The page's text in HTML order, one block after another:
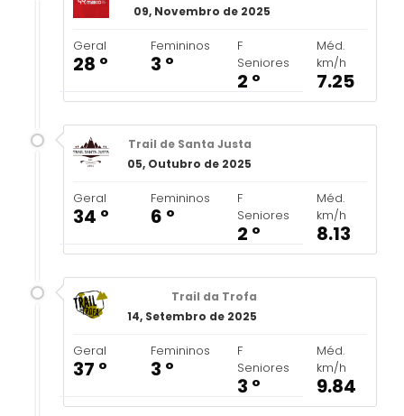
09, Novembro de 2025
Geral
28 º
Femininos
3 º
F
Seniores
2 º
Méd.
km/h
7.25
Trail de Santa Justa
05, Outubro de 2025
Geral
34 º
Femininos
6 º
F
Seniores
2 º
Méd.
km/h
8.13
Trail da Trofa
14, Setembro de 2025
Geral
37 º
Femininos
3 º
F
Seniores
3 º
Méd.
km/h
9.84